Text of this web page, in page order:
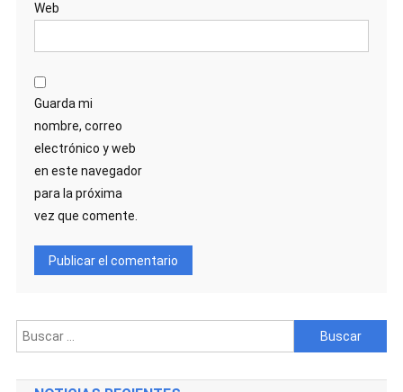
Web
Guarda mi
nombre, correo
electrónico y web
en este navegador
para la próxima
vez que comente.
Buscar: